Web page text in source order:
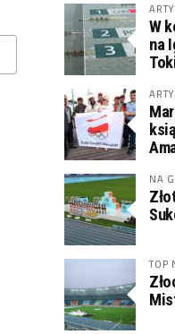
W
na
NA
TOP